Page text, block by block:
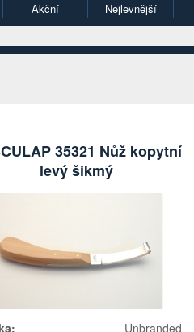
Akční Nejlevnější
35321 Nůž kopytní
levý šikmý
Unbranded